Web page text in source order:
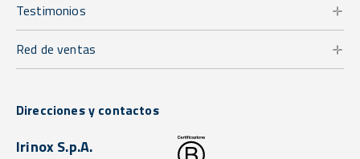
Testimonios
Red de ventas
Direcciones y contactos
Irinox S.p.A.